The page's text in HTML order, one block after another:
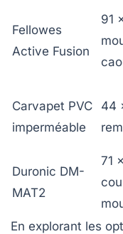
Fellowes
Active Fusion
91
Carvapet PVC
imperméable
44
Duronic DM-
MAT2
71
En explorant les